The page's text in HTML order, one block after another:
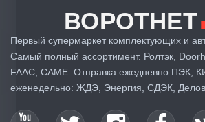
ВОРОТНЕТ
Первый супермаркет комплектующих и
Самый полный ассортимент. Ролтэк,
FAAC, CAME. Отправка ежедневно ПЭК,
еженедельно: ЖДЭ, Энергия, СДЭК,